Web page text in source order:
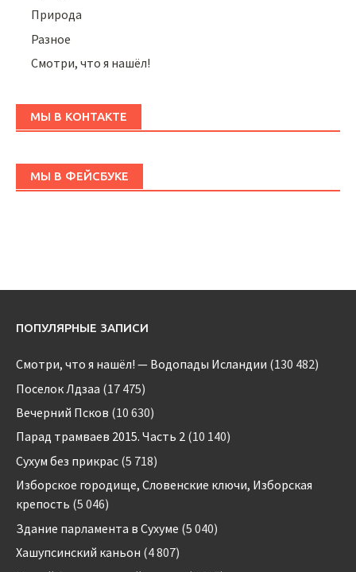
Природа
Разное
Смотри, что я нашёл!
МЫ В КОНТАКТЕ
МЫ В ФЕЙСБУКЕ
ПОПУЛЯРНЫЕ ЗАПИСИ
Смотри, что я нашёл! — Водопады Исландии (130 482)
Поселок Лдзаа (17 475)
Вечерний Псков (10 630)
Парад трамваев 2015. Часть 2 (10 140)
Сухум без прикрас (5 718)
Изборское городище, Словенские ключи, Изборская
крепость (5 046)
Здание парламента в Сухуме (5 040)
Хашупсинский каньон (4 807)